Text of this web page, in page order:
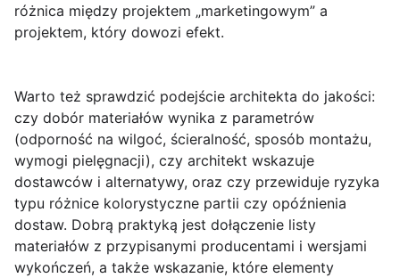
różnica między projektem „marketingowym” a
projektem, który dowozi efekt.
Warto też sprawdzić podejście architekta do jakości:
czy dobór materiałów wynika z parametrów
(odporność na wilgoć, ścieralność, sposób montażu,
wymogi pielęgnacji), czy architekt wskazuje
dostawców i alternatywy, oraz czy przewiduje ryzyka
typu różnice kolorystyczne partii czy opóźnienia
dostaw. Dobrą praktyką jest dołączenie listy
materiałów z przypisanymi producentami i wersjami
wykończeń, a także wskazanie, które elementy